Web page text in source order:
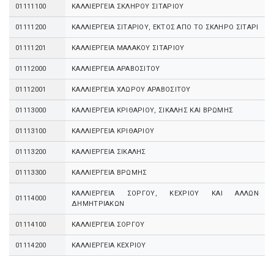
01111100 ΚΑΛΛΙΕΡΓΕΙΑ ΣΚΛΗΡΟΥ ΣΙΤΑΡΙΟΥ
01111200 ΚΑΛΛΙΕΡΓΕΙΑ ΣΙΤΑΡΙΟΥ, ΕΚΤΟΣ ΑΠΟ ΤΟ ΣΚΛΗΡΟ ΣΙΤΑΡΙ
01111201 ΚΑΛΛΙΕΡΓΕΙΑ ΜΑΛΑΚΟΥ ΣΙΤΑΡΙΟΥ
01112000 ΚΑΛΛΙΕΡΓΕΙΑ ΑΡΑΒΟΣΙΤΟΥ
01112001 ΚΑΛΛΙΕΡΓΕΙΑ ΧΛΩΡΟΥ ΑΡΑΒΟΣΙΤΟΥ
01113000 ΚΑΛΛΙΕΡΓΕΙΑ ΚΡΙΘΑΡΙΟΥ, ΣΙΚΑΛΗΣ ΚΑΙ ΒΡΩΜΗΣ
01113100 ΚΑΛΛΙΕΡΓΕΙΑ ΚΡΙΘΑΡΙΟΥ
01113200 ΚΑΛΛΙΕΡΓΕΙΑ ΣΙΚΑΛΗΣ
01113300 ΚΑΛΛΙΕΡΓΕΙΑ ΒΡΩΜΗΣ
01114000
ΚΑΛΛΙΕΡΓΕΙΑ ΣΟΡΓΟΥ, ΚΕΧΡΙΟΥ ΚΑΙ ΑΛΛΩΝ
ΔΗΜΗΤΡΙΑΚΩΝ
01114100 ΚΑΛΛΙΕΡΓΕΙΑ ΣΟΡΓΟΥ
01114200 ΚΑΛΛΙΕΡΓΕΙΑ ΚΕΧΡΙΟΥ